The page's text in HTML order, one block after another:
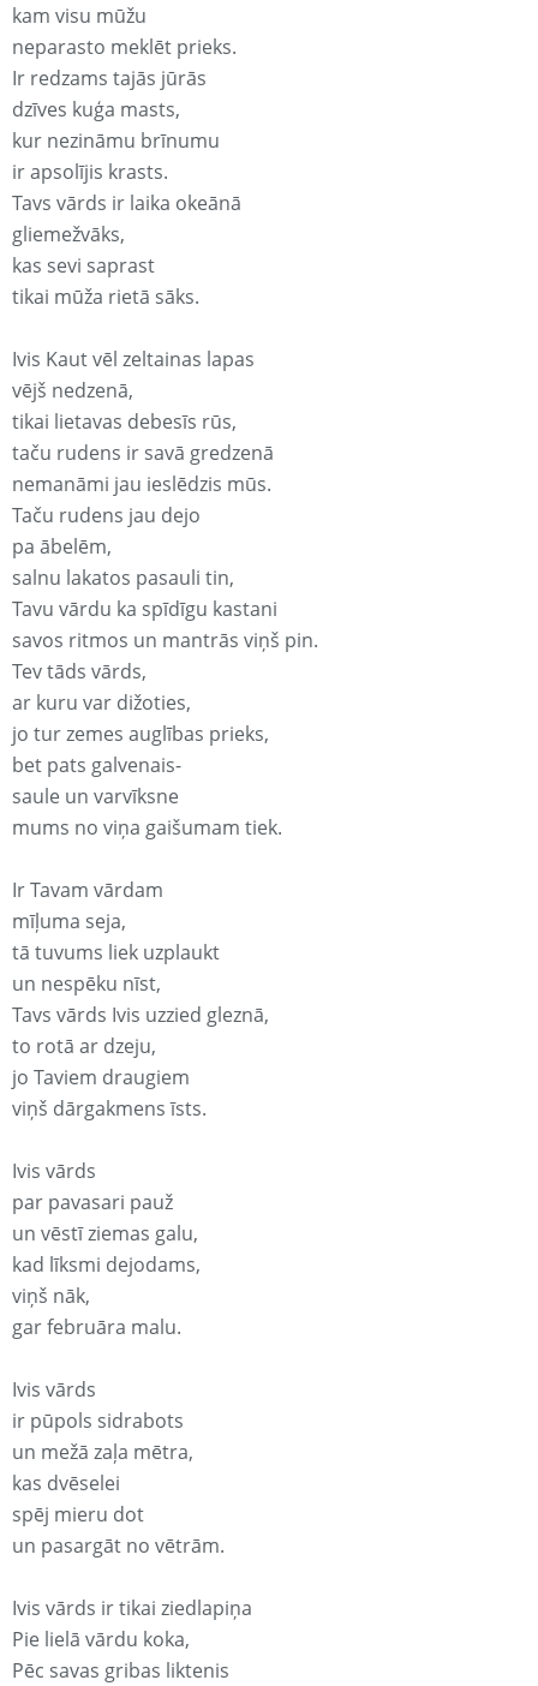
kam visu mūžu
neparasto meklēt prieks.
Ir redzams tajās jūrās
dzīves kuģa masts,
kur nezināmu brīnumu
ir apsolījis krasts.
Tavs vārds ir laika okeānā
gliemežvāks,
kas sevi saprast
tikai mūža rietā sāks.
Ivis Kaut vēl zeltainas lapas
vējš nedzenā,
tikai lietavas debesīs rūs,
taču rudens ir savā gredzenā
nemanāmi jau ieslēdzis mūs.
Taču rudens jau dejo
pa ābelēm,
salnu lakatos pasauli tin,
Tavu vārdu ka spīdīgu kastani
savos ritmos un mantrās viņš pin.
Tev tāds vārds,
ar kuru var dižoties,
jo tur zemes auglības prieks,
bet pats galvenais-
saule un varvīksne
mums no viņa gaišumam tiek.
Ir Tavam vārdam
mīļuma seja,
tā tuvums liek uzplaukt
un nespēku nīst,
Tavs vārds Ivis uzzied gleznā,
to rotā ar dzeju,
jo Taviem draugiem
viņš dārgakmens īsts.
Ivis vārds
par pavasari pauž
un vēstī ziemas galu,
kad līksmi dejodams,
viņš nāk,
gar februāra malu.
Ivis vārds
ir pūpols sidrabots
un mežā zaļa mētra,
kas dvēselei
spēj mieru dot
un pasargāt no vētrām.
Ivis vārds ir tikai ziedlapiņa
Pie lielā vārdu koka,
Pēc savas gribas liktenis